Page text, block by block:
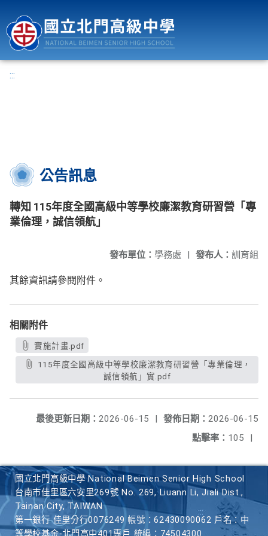
:::
公告訊息
轉知 115年度全國高級中等學校廉潔教育研習營「專
業倫理，誠信領航」
發布人： 訓育組
發布單位： 學務處 |
其餘資訊請參閱附件。
相關附件
實施計畫.pdf
誠信領航」實.pdf
發佈日期： 2026-06-15
最後更新日期： 2026-06-15
|
點擊率： 105 |
國立北門高級中學 National Beimen Senior High School
台南市佳里區六安里269號 No. 269, Liuann Li, Jiali Dist.,
Tainan City, TAIWAN
第一銀行 佳里分行0076249 帳號：62430090062 戶名：中
等學校基金-北門高中401專戶 統編：74504300